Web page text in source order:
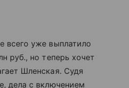
всего уже выплатило
руб., но теперь хочет
Шленская. Судя
дела с включением